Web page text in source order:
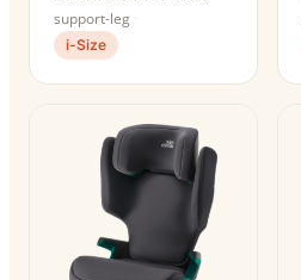
support-leg
i-Size